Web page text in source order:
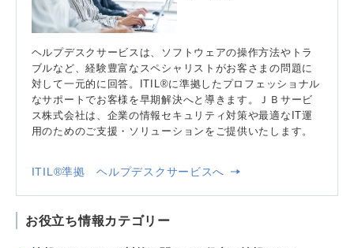
ヘルプデスクサービスは、ソフトウェアの操作方法やトラ
ブルなど、経験豊富なスペシャリストがお客さまの問題に
対して一元的に回答。ITIL®に準拠したプロフェッショナル
なサポートでお客様を早期解決へと導きます。ＪＢサービ
ス株式会社は、企業の情報セキュリティ対策や最適なIT運
用のためのご支援・ソリューションをご提供いたします。
ITIL®準拠 ヘルプデスクサービスへ
お役立ち情報カテゴリー